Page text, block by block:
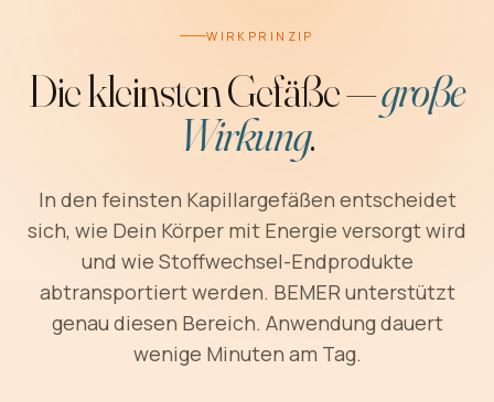
WIRKPRINZIP
Die kleinsten Gefäße —große
Wirkung.
In den feinsten Kapillargefäßen entscheidet
sich, wie Dein Körper mit Energie versorgt wird
und wie Stoffwechsel-Endprodukte
abtransportiert werden. BEMER unterstützt
genau diesen Bereich. Anwendung dauert
wenige Minuten am Tag.